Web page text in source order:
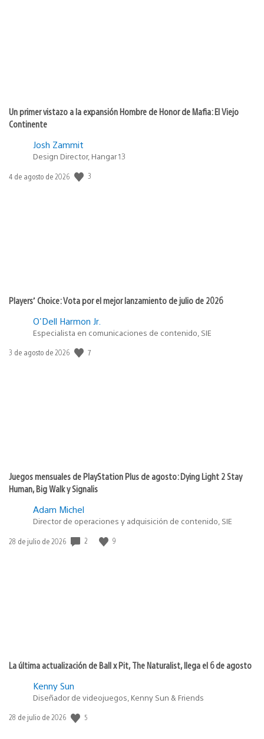
Un primer vistazo a la expansión Hombre de Honor de Mafia: El Viejo
Continente
Josh Zammit
Design Director, Hangar 13
Fecha
4 de agosto de 2026 3
Players’ Choice: Vota por el mejor lanzamiento de julio de 2026
O'Dell Harmon Jr.
Especialista en comunicaciones de contenido, SIE
Fecha
3 de agosto de 2026 7
Juegos mensuales de PlayStation Plus de agosto: Dying Light 2 Stay
Human, Big Walk y Signalis
Adam Michel
Director de operaciones y adquisición de contenido, SIE
Fecha
28 de julio de 2026 2 9
La última actualización de Ball x Pit, The Naturalist, llega el 6 de agosto
Kenny Sun
Diseñador de videojuegos, Kenny Sun & Friends
Fecha
28 de julio de 2026 5